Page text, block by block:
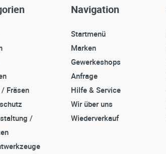
Fräsen
/
Navigation
Startmenü
Marken
Gewerkeshops
Anfrage
Hilfe & Service
Wir über uns
Wiederverkauf